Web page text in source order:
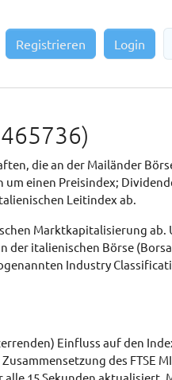
Registrieren Login
die an der Mailänder
um einen Preisindex;
Leitindex ab.
Marktkapitalisierung ab.
der italienischen Börse
Industry
Einfluss auf den
des FTSE